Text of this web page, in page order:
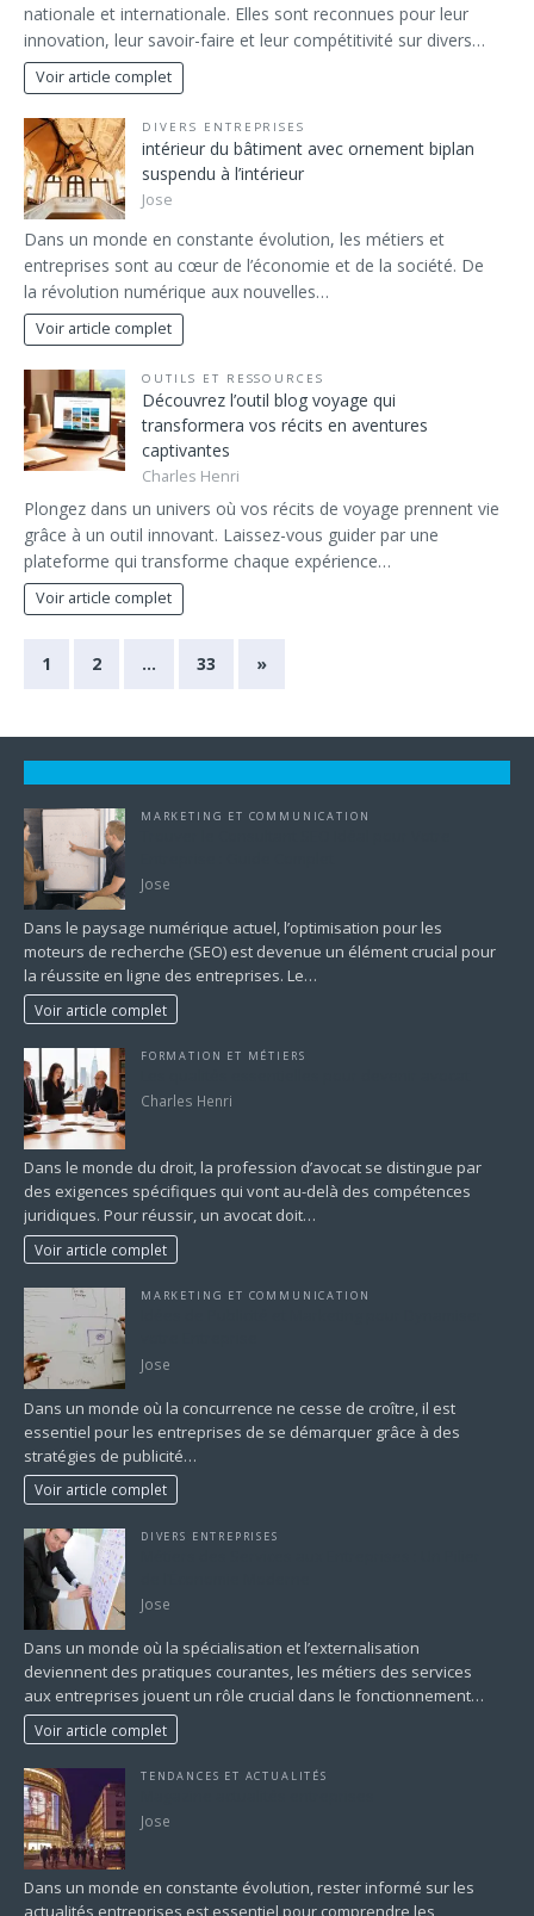
nationale et internationale. Elles sont reconnues pour leur
innovation, leur savoir-faire et leur compétitivité sur divers…
Voir article complet
DIVERS ENTREPRISES
intérieur du bâtiment avec ornement biplan
suspendu à l’intérieur
Jose
Dans un monde en constante évolution, les métiers et
entreprises sont au cœur de l’économie et de la société. De
la révolution numérique aux nouvelles…
Voir article complet
OUTILS ET RESSOURCES
Découvrez l’outil blog voyage qui
transformera vos récits en aventures
captivantes
Charles Henri
Plongez dans un univers où vos récits de voyage prennent vie
grâce à un outil innovant. Laissez-vous guider par une
plateforme qui transforme chaque expérience…
Voir article complet
1 2 … 33 »
MARKETING ET COMMUNICATION
Jose
Dans le paysage numérique actuel, l’optimisation pour les
moteurs de recherche (SEO) est devenue un élément crucial pour
la réussite en ligne des entreprises. Le…
Voir article complet
FORMATION ET MÉTIERS
Charles Henri
Dans le monde du droit, la profession d’avocat se distingue par
des exigences spécifiques qui vont au-delà des compétences
juridiques. Pour réussir, un avocat doit…
Voir article complet
MARKETING ET COMMUNICATION
Jose
Dans un monde où la concurrence ne cesse de croître, il est
essentiel pour les entreprises de se démarquer grâce à des
stratégies de publicité…
Voir article complet
DIVERS ENTREPRISES
Jose
Dans un monde où la spécialisation et l’externalisation
deviennent des pratiques courantes, les métiers des services
aux entreprises jouent un rôle crucial dans le fonctionnement…
Voir article complet
TENDANCES ET ACTUALITÉS
Jose
Dans un monde en constante évolution, rester informé sur les
actualités entreprises est essentiel pour comprendre les